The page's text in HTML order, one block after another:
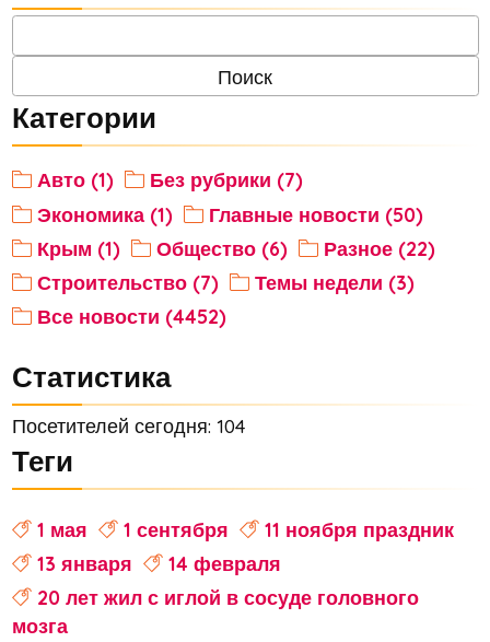
Категории
Авто (1)
Без рубрики (7)
Экономика (1)
Главные новости (50)
Крым (1)
Общество (6)
Разное (22)
Строительство (7)
Темы недели (3)
Все новости (4452)
Статистика
Посетителей сегодня: 104
Теги
1 мая 1 сентября
11 ноября праздник
13 января
14 февраля
20 лет жил с иглой в сосуде головного
мозга